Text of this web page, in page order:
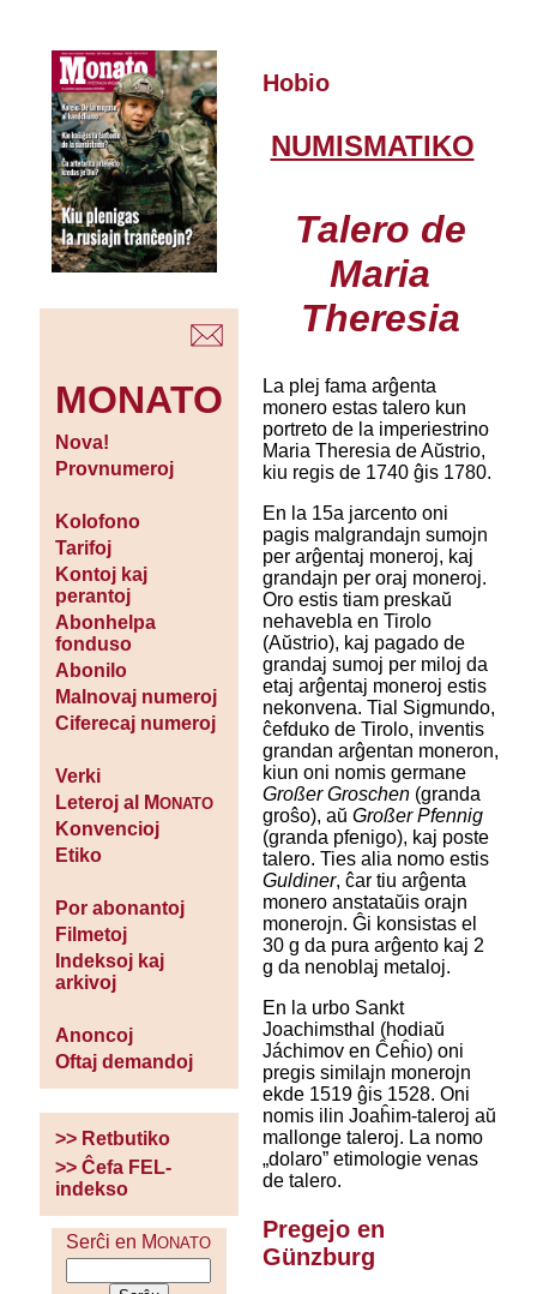
MONATO
Nova!
Provnumeroj
Kolofono
Tarifoj
Kontoj kaj
perantoj
Abonhelpa
fonduso
Abonilo
Malnovaj numeroj
Ciferecaj numeroj
Verki
Leteroj al MONATO
Konvencioj
Etiko
Por abonantoj
Filmetoj
Indeksoj kaj
arkivoj
Anoncoj
Oftaj demandoj
>> Retbutiko
>> Ĉefa FEL-
indekso
Serĉi en MONATO
Hobio
NUMISMATIKO
Talero de
Maria
Theresia
La plej fama arĝenta
monero estas talero kun
portreto de la imperiestrino
Maria Theresia de Aŭstrio,
kiu regis de 1740 ĝis 1780.
En la 15a jarcento oni
pagis malgrandajn sumojn
per arĝentaj moneroj, kaj
grandajn per oraj moneroj.
Oro estis tiam preskaŭ
nehavebla en Tirolo
(Aŭstrio), kaj pagado de
grandaj sumoj per miloj da
etaj arĝentaj moneroj estis
nekonvena. Tial Sigmundo,
ĉefduko de Tirolo, inventis
grandan arĝentan moneron,
kiun oni nomis germane
Großer Groschen(granda
groŝo), aŭ Großer Pfennig
(granda pfenigo), kaj poste
talero. Ties alia nomo estis
Guldiner, ĉar tiu arĝenta
monero anstataŭis orajn
monerojn. Ĝi konsistas el
30 g da pura arĝento kaj 2
g da nenoblaj metaloj.
En la urbo Sankt
Joachimsthal (hodiaŭ
Jáchimov en Ĉeĥio) oni
pregis similajn monerojn
ekde 1519 ĝis 1528. Oni
nomis ilin Joaĥim-taleroj aŭ
mallonge taleroj. La nomo
„dolaro” etimologie venas
de talero.
Pregejo en
Günzburg